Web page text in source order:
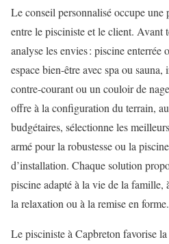
Le conseil personnalisé occupe une
entre le pisciniste et le client. Avant
analyse les envies : piscine enterrée
espace bien-être avec spa ou sauna,
contre-courant ou un couloir de
offre à la configuration du terrain,
budgétaires, sélectionne les
armé pour la robustesse ou la
d’installation. Chaque solution
piscine adapté à la vie de la famille,
la relaxation ou à la remise en forme.
Le pisciniste à Capbreton favorise